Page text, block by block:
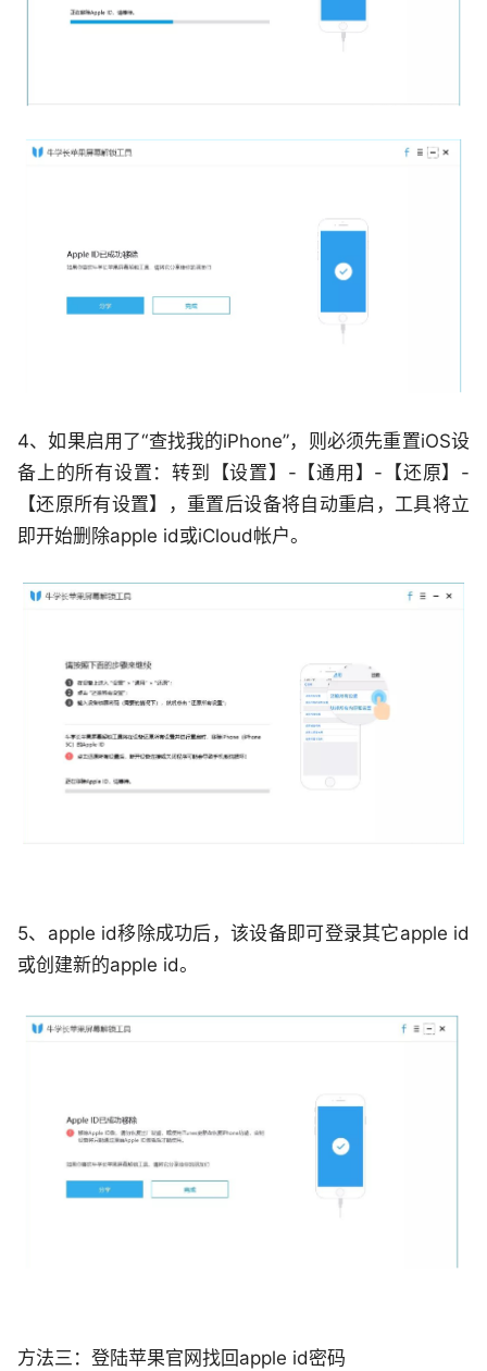
4、如果启用了“查找我的iPhone”，则必须先重置iOS设
备上的所有设置：转到【设置】-【通用】-【还原】-
【还原所有设置】，重置后设备将自动重启，工具将立
即开始删除apple id或iCloud帐户。
5、apple id移除成功后，该设备即可登录其它apple id
或创建新的apple id。
方法三：登陆苹果官网找回apple id密码